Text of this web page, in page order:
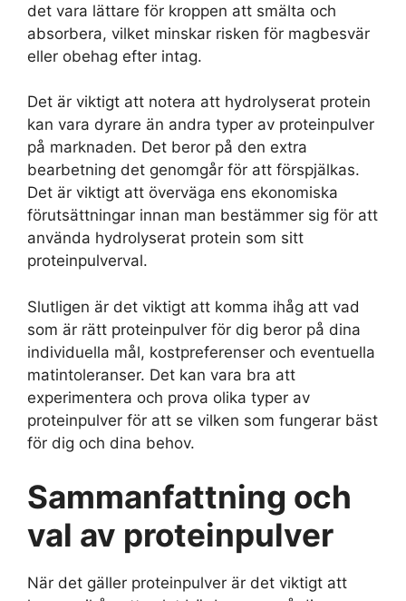
det vara lättare för kroppen att smälta och
absorbera, vilket minskar risken för magbesvär
eller obehag efter intag.
Det är viktigt att notera att hydrolyserat protein
kan vara dyrare än andra typer av proteinpulver
på marknaden. Det beror på den extra
bearbetning det genomgår för att förspjälkas.
Det är viktigt att överväga ens ekonomiska
förutsättningar innan man bestämmer sig för att
använda hydrolyserat protein som sitt
proteinpulverval.
Slutligen är det viktigt att komma ihåg att vad
som är rätt proteinpulver för dig beror på dina
individuella mål, kostpreferenser och eventuella
matintoleranser. Det kan vara bra att
experimentera och prova olika typer av
proteinpulver för att se vilken som fungerar bäst
för dig och dina behov.
Sammanfattning och
val av proteinpulver
När det gäller proteinpulver är det viktigt att